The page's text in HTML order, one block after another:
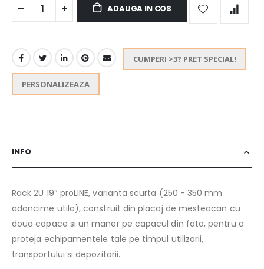
ADAUGA IN COS
CUMPERI >3? PRET SPECIAL!
PERSONALIZEAZA
INFO
Rack 2U 19″ proLINE, varianta scurta (250 - 350 mm
adancime utila), construit din placaj de mesteacan cu
doua capace si un maner pe capacul din fata, pentru a
proteja echipamentele tale pe timpul utilizarii,
transportului si depozitarii.